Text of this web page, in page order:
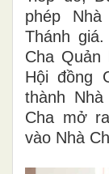
phép
Thánh
Cha
Hội đồng
thành
Cha mở
vào Nhà